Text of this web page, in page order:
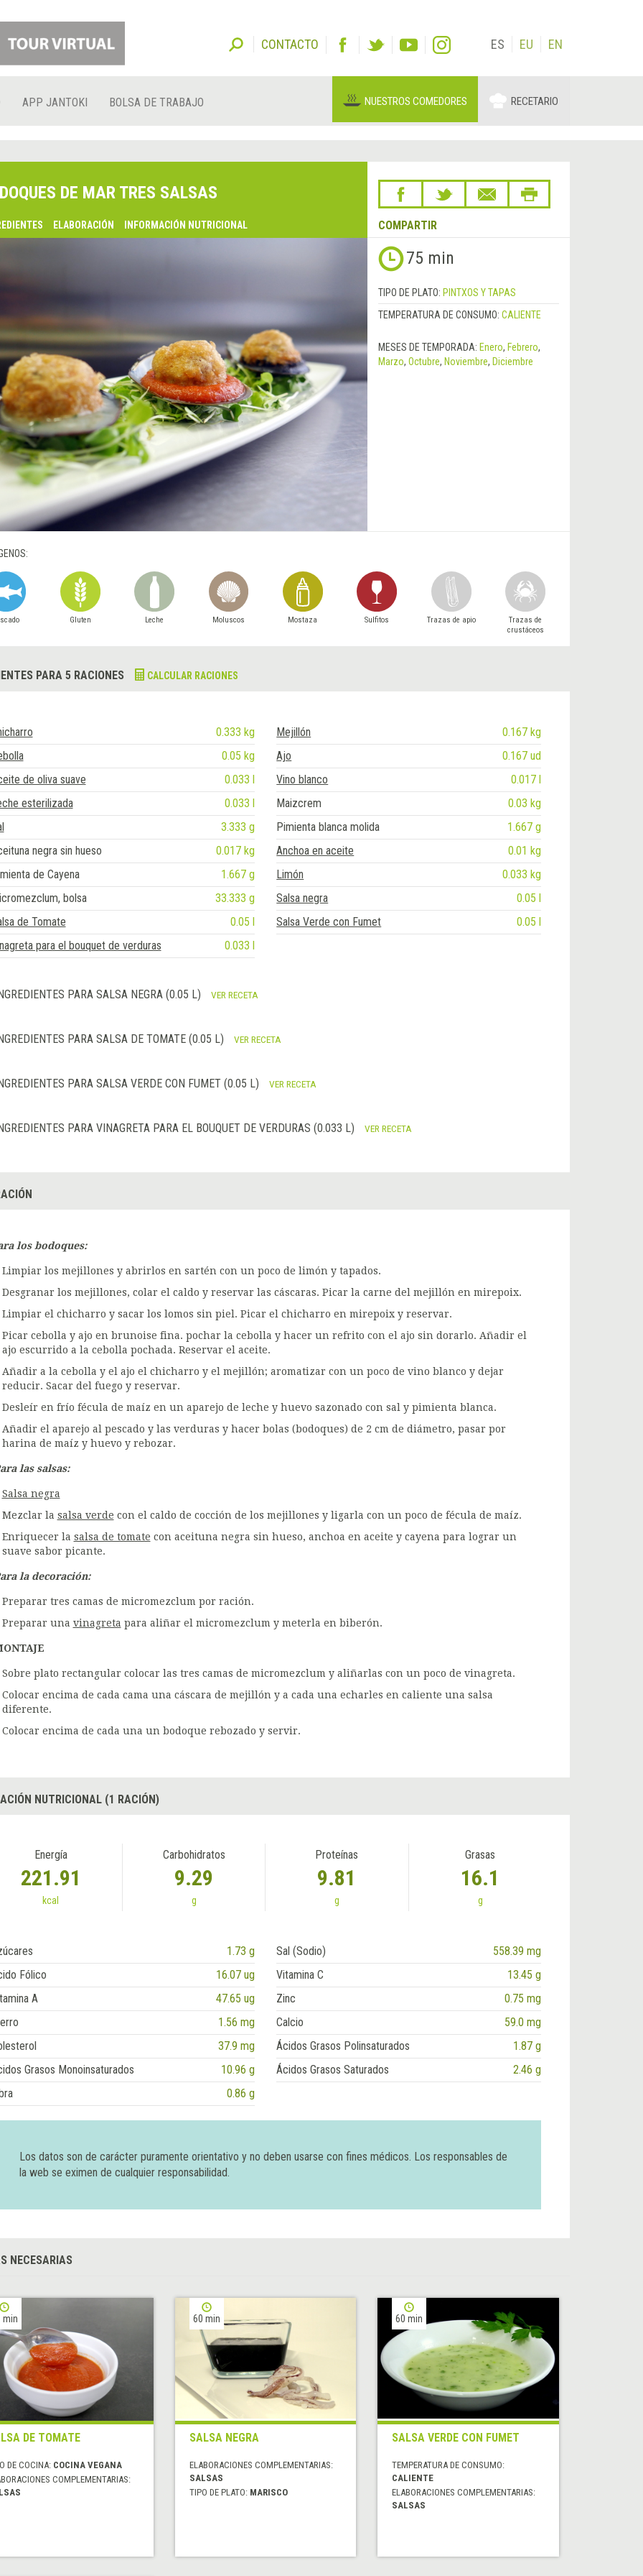
CONTACTO ES EU EN
APP JANTOKI BOLSA DE TRABAJO NUESTROS COMEDORES RECETARIO
DE MAR TRES SALSAS
ELABORACIÓN INFORMACIÓN NUTRICIONAL COMPARTIR
75 min
TIPO DE PLATO: PINTXOS Y TAPAS
TEMPERATURA DE CONSUMO: CALIENTE
MESES DE TEMPORADA: Enero, Febrero,
Marzo, Octubre, Noviembre, Diciembre
Gluten Leche Moluscos Mostaza Sulfitos Trazas de apio
Trazas de
crustáceos
PARA 5 RACIONES CALCULAR RACIONES
0.333 kg Mejillón
0.167 kg
0.05 kg Ajo
0.167 ud
de oliva suave
0.033 l Vino blanco
0.017 l
esterilizada
0.033 l Maizcrem
0.03 kg
3.333 g Pimienta blanca molida
1.667 g
negra sin hueso
0.017 kg Anchoa en aceite
0.01 kg
de Cayena
1.667 g Limón
0.033 kg
bolsa
33.333 g Salsa negra
0.05 l
de Tomate
0.05 l Salsa Verde con Fumet
0.05 l
para el bouquet de verduras
0.033 l
PARA SALSA NEGRA (0.05 L) VER RECETA
PARA SALSA DE TOMATE (0.05 L) VER RECETA
PARA SALSA VERDE CON FUMET (0.05 L) VER RECETA
PARA VINAGRETA PARA EL BOUQUET DE VERDURAS (0.033 L) VER RECETA
los bodoques:
Limpiar los mejillones y abrirlos en sartén con un poco de limón y tapados.
Desgranar los mejillones, colar el caldo y reservar las cáscaras. Picar la carne del mejillón en mirepoix.
Limpiar el chicharro y sacar los lomos sin piel. Picar el chicharro en mirepoix y reservar.
Picar cebolla y ajo en brunoise fina. pochar la cebolla y hacer un refrito con el ajo sin dorarlo. Añadir el
ajo escurrido a la cebolla pochada. Reservar el aceite.
Añadir a la cebolla y el ajo el chicharro y el mejillón; aromatizar con un poco de vino blanco y dejar
reducir. Sacar del fuego y reservar.
Desleír en frío fécula de maíz en un aparejo de leche y huevo sazonado con sal y pimienta blanca.
Añadir el aparejo al pescado y las verduras y hacer bolas (bodoques) de 2 cm de diámetro, pasar por
harina de maíz y huevo y rebozar.
las salsas:
Salsa negra
Mezclar la salsa verde con el caldo de cocción de los mejillones y ligarla con un poco de fécula de maíz.
Enriquecer la salsa de tomate con aceituna negra sin hueso, anchoa en aceite y cayena para lograr un
suave sabor picante.
la decoración:
Preparar tres camas de micromezclum por ración.
Preparar una vinagreta para aliñar el micromezclum y meterla en biberón.
Sobre plato rectangular colocar las tres camas de micromezclum y aliñarlas con un poco de vinagreta.
Colocar encima de cada cama una cáscara de mejillón y a cada una echarles en caliente una salsa
diferente.
Colocar encima de cada una un bodoque rebozado y servir.
NUTRICIONAL (1 RACIÓN)
Energía
221.91
kcal
Carbohidratos
9.29
g
Proteínas
9.81
g
Grasas
16.1
g
1.73 g Sal (Sodio)
558.39 mg
Fólico
16.07 ug Vitamina C
13.45 g
A
47.65 ug Zinc
0.75 mg
1.56 mg Calcio
59.0 mg
37.9 mg Ácidos Grasos Polinsaturados
1.87 g
Grasos Monoinsaturados
10.96 g Ácidos Grasos Saturados
2.46 g
0.86 g
Los datos son de carácter puramente orientativo y no deben usarse con fines médicos. Los responsables de
la web se eximen de cualquier responsabilidad.
NECESARIAS
min
DE TOMATE
DE COCINA: COCINA VEGANA
COMPLEMENTARIAS:
60 min
SALSA NEGRA
ELABORACIONES COMPLEMENTARIAS:
SALSAS
TIPO DE PLATO: MARISCO
60 min
SALSA VERDE CON FUMET
TEMPERATURA DE CONSUMO:
CALIENTE
ELABORACIONES COMPLEMENTARIAS:
SALSAS